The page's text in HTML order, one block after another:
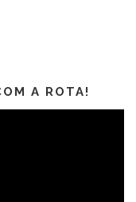
A ROTA!